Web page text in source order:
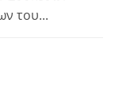
του...